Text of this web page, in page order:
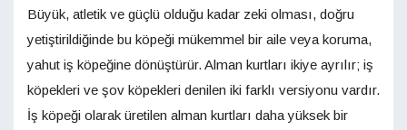
Büyük, atletik ve güçlü olduğu kadar zeki olması, doğru
yetiştirildiğinde bu köpeği mükemmel bir aile veya koruma,
yahut iş köpeğine dönüştürür. Alman kurtları ikiye ayrılır; iş
köpekleri ve şov köpekleri denilen iki farklı versiyonu vardır.
İş köpeği olarak üretilen alman kurtları daha yüksek bir